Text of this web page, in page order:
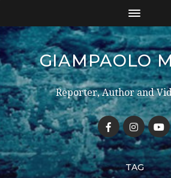
GIAMPAOLO
Reporter, Author and
TAG